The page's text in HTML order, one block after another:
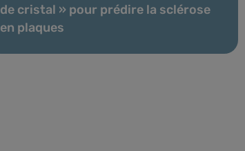
de cristal » pour prédire la sclérose
en plaques